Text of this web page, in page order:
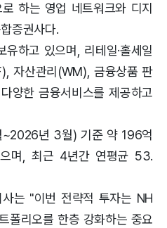
하는 영업 네트워크와 디지
증권사다.
하고 있으며, 리테일·홀세일
자산관리(WM), 금융상품 판
양한 금융서비스를 제공하고
년 3월) 기준 약 196억
며, 최근 4년간 연평균 53.
는 "이번 전략적 투자는 NH
폴리오를 한층 강화하는 중요